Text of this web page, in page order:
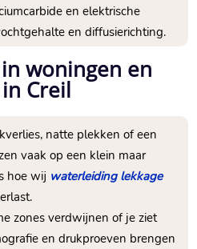
en elektrische
en diffusierichting.​
woningen en
Creil
natte plekken of een
vaak op een klein maar
hoe wij waterleiding lekkage
zones verdwijnen of je ziet
en drukproeven brengen